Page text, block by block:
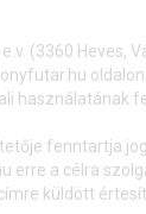
(3360 Heves,
használatának
fenntartja
a célra
küldött